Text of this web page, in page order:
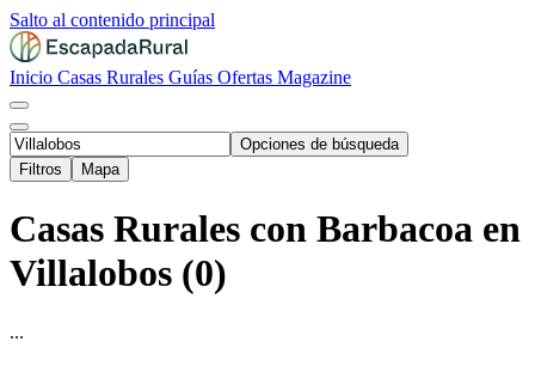
Salto al contenido principal
Inicio Casas Rurales Guías Ofertas Magazine
Opciones de búsqueda
Filtros
Mapa
Casas Rurales con Barbacoa en
Villalobos (0)
...